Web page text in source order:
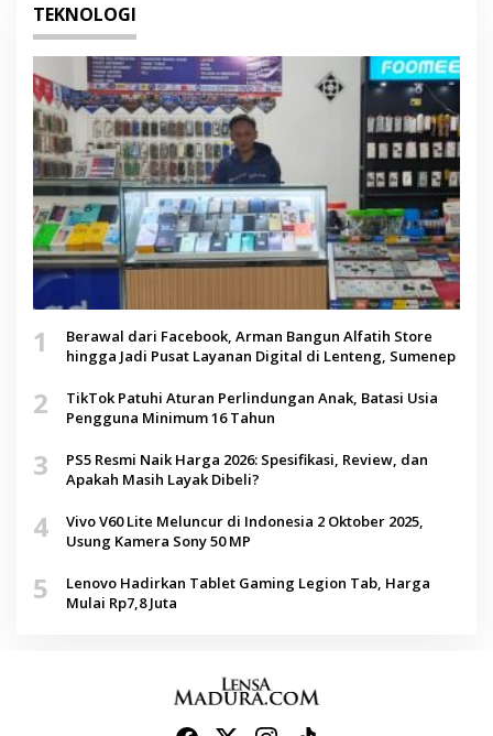
TEKNOLOGI
1
Berawal dari Facebook, Arman Bangun Alfatih Store
hingga Jadi Pusat Layanan Digital di Lenteng, Sumenep
2
TikTok Patuhi Aturan Perlindungan Anak, Batasi Usia
Pengguna Minimum 16 Tahun
3
PS5 Resmi Naik Harga 2026: Spesifikasi, Review, dan
Apakah Masih Layak Dibeli?
4
Vivo V60 Lite Meluncur di Indonesia 2 Oktober 2025,
Usung Kamera Sony 50 MP
5
Lenovo Hadirkan Tablet Gaming Legion Tab, Harga
Mulai Rp7,8 Juta